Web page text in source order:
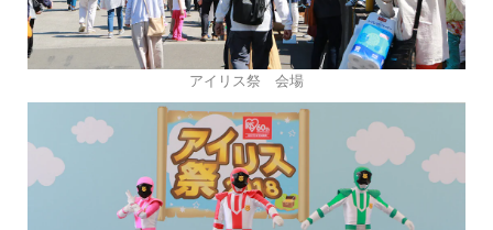
アイリス祭 会場